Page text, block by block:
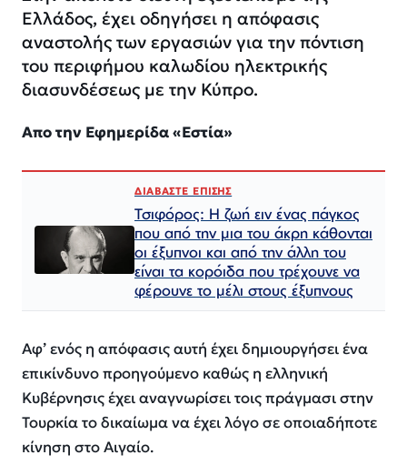
Ελλάδος, έχει οδηγήσει η απόφασις
αναστολής των εργασιών για την πόντιση
του περιφήμου καλωδίου ηλεκτρικής
διασυνδέσεως με την Κύπρο.
Απο την Εφημερίδα «Εστία»
ΔΙΑΒΑΣΤΕ ΕΠΙΣΗΣ
Τσιφόρος: Η ζωή ειν ένας πάγκος
που από την μια του άκρη κάθονται
οι έξυπνοι και από την άλλη του
είναι τα κορόιδα που τρέχουνε να
φέρουνε το μέλι στους έξυπνους
Αφ’ ενός η απόφασις αυτή έχει δημιουργήσει ένα
επικίνδυνο προηγούμενο καθώς η ελληνική
Κυβέρνησις έχει αναγνωρίσει τοις πράγμασι στην
Τουρκία το δικαίωμα να έχει λόγο σε οποιαδήποτε
κίνηση στο Αιγαίο.